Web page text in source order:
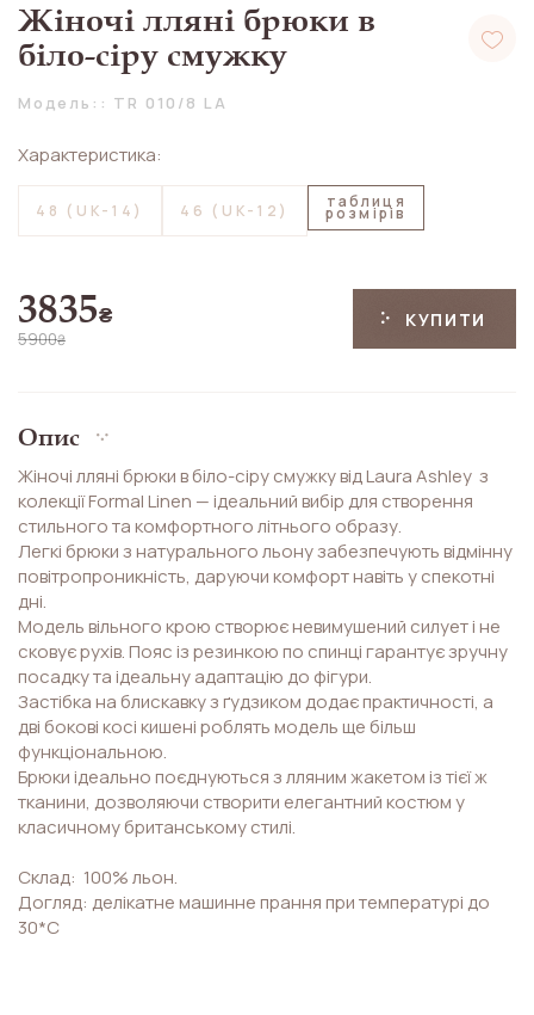
Жіночі лляні брюки в
біло-сіру смужку
Модель:: TR 010/8 LA
Характеристика:
48 (UK-14) 46 (UK-12) таблиця
розмірів
3835₴
5900₴
КУПИТИ
Опис
Жіночі лляні брюки в біло-сіру смужку від Laura Ashley з
колекції Formal Linen — ідеальний вибір для створення
стильного та комфортного літнього образу.
Легкі брюки з натурального льону забезпечують відмінну
повітропроникність, даруючи комфорт навіть у спекотні
дні.
Модель вільного крою створює невимушений силует і не
сковує рухів. Пояс із резинкою по спинці гарантує зручну
посадку та ідеальну адаптацію до фігури.
Застібка на блискавку з ґудзиком додає практичності, а
дві бокові косі кишені роблять модель ще більш
функціональною.
Брюки ідеально поєднуються з лляним жакетом із тієї ж
тканини, дозволяючи створити елегантний костюм у
класичному британському стилі.
Склад: 100% льон.
Догляд: делікатне машинне прання при температурі до
30*С